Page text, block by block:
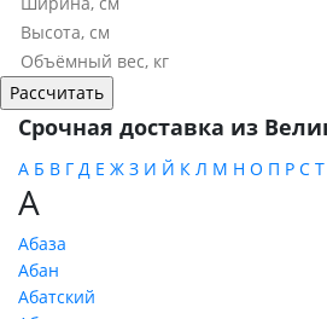
Срочная доставка из
А Б В Г Д Е Ж З И Й К Л М Н О П Р С Т
А
Абаза
Абан
Абатский